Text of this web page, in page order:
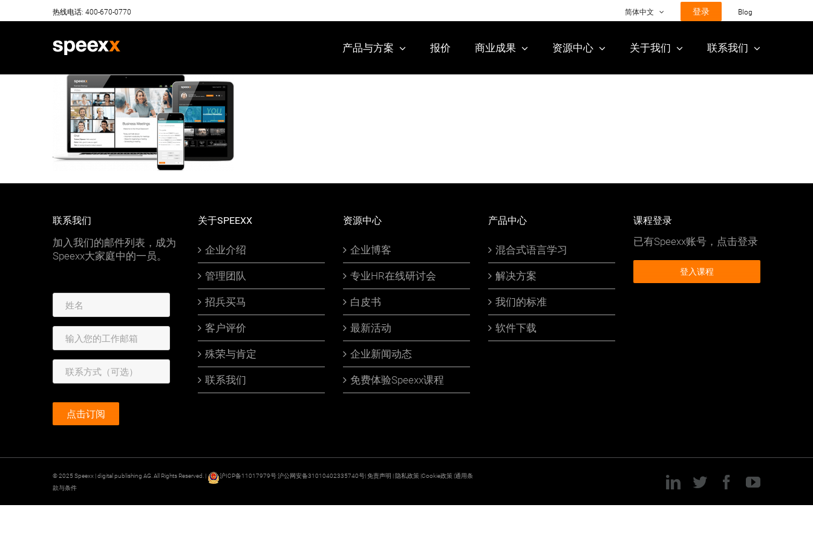
to
热线电话: 400-670-0770 简体中文 登录 Blog
产品与方案 报价 商业成果 资源中心 关于我们 联系我们
联系我们
加入我们的邮件列表，成为
Speexx大家庭中的一员。
关于SPEEXX
企业介绍
管理团队
招兵买马
客户评价
殊荣与肯定
联系我们
资源中心
企业博客
专业HR在线研讨会
白皮书
最新活动
企业新闻动态
免费体验Speexx课程
产品中心
混合式语言学习
解决方案
我们的标准
软件下载
课程登录
已有Speexx账号，点击登录
登入课程
© 2025 Speexx | digital publishing AG. All Rights Reserved. | 沪ICP备11017979号沪公网安备31010402335740号|免责声明 |隐私政策 |Cookie政策 |通用条
款与条件
LinkedIn
TwitterFacebook
YouTube